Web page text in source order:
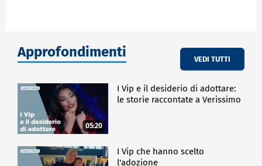
Approfondimenti VEDI TUTTI
05:20
I Vip e il desiderio di adottare:
le storie raccontate a Verissimo
I Vip che hanno scelto
l'adozione